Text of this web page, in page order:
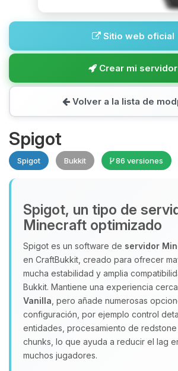
Sitio web oficial
Crear mi servidor
Volver a la lista de
Spigot
Spigot Bukkit 86 versiones
Spigot, un tipo de
Minecraft optimizado
Spigot es un software de servidor
en CraftBukkit, creado para ofrecer
mucha estabilidad y amplia
Bukkit. Mantiene una experiencia
Vanilla , pero añade numerosas
configuración, por ejemplo control
entidades, procesamiento de
chunks, lo que ayuda a reducir el lag
muchos jugadores.
Yupi, por fin alguien con
hablar! Soy Choupy, tu
asistente de BoxToPlay.
que necesitas y moveré mis
pequenos circuitos para
06/08/2026 19:27